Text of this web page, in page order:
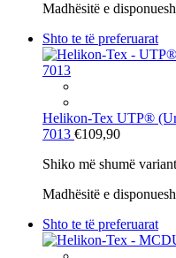
Madhësitë e
Shto te të preferuarat
Helikon-Tex UTP®
7013 €109,90
Shiko më shumë
Madhësitë e
Shto te të preferuarat